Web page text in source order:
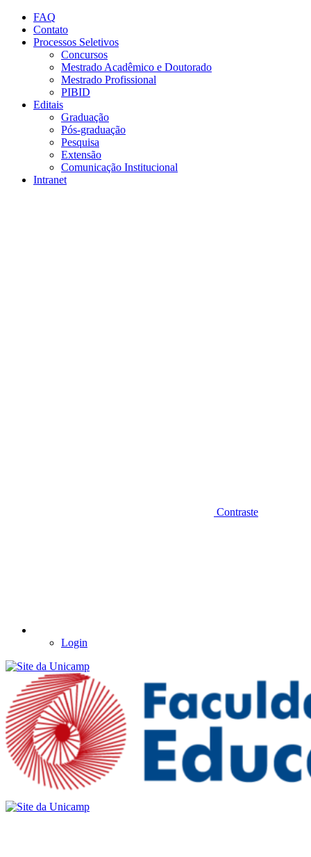
Conteúdo principal
FAQ
Contato
Processos Seletivos
Concursos
Mestrado Acadêmico e Doutorado
Mestrado Profissional
PIBID
Editais
Graduação
Pós-graduação
Pesquisa
Extensão
Comunicação Institucional
Intranet
Contraste
Login